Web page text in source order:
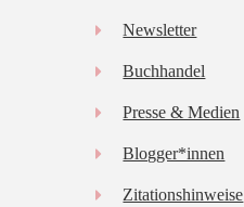
Newsletter
Buchhandel
Presse & Medien
Blogger*innen
Zitationshinweise